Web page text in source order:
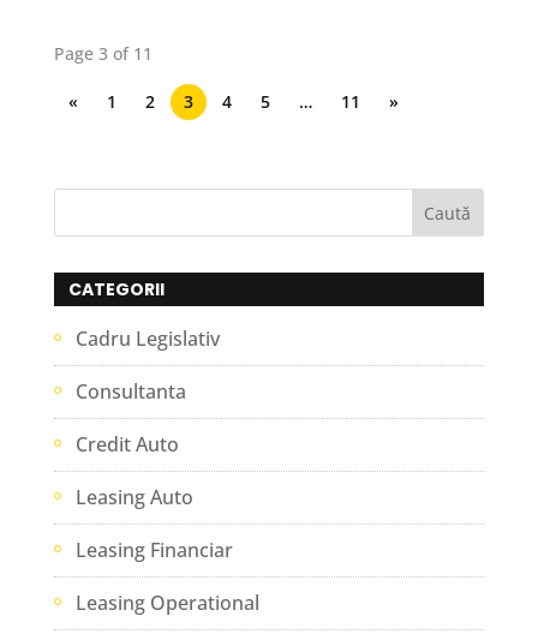
Page 3 of 11
« 1 2 3 4 5 … 11 »
CATEGORII
Cadru Legislativ
Consultanta
Credit Auto
Leasing Auto
Leasing Financiar
Leasing Operational